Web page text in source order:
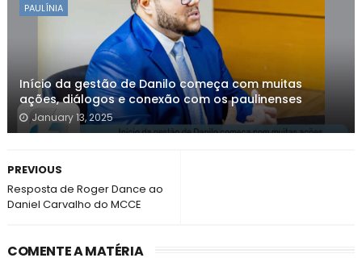
PAULÍNIA
Início da gestão de Danilo começa com muitas
ações, diálogos e conexão com os paulinenses
January 13, 2025
PREVIOUS
Resposta de Roger Dance ao
Daniel Carvalho do MCCE
COMENTE A MATÉRIA